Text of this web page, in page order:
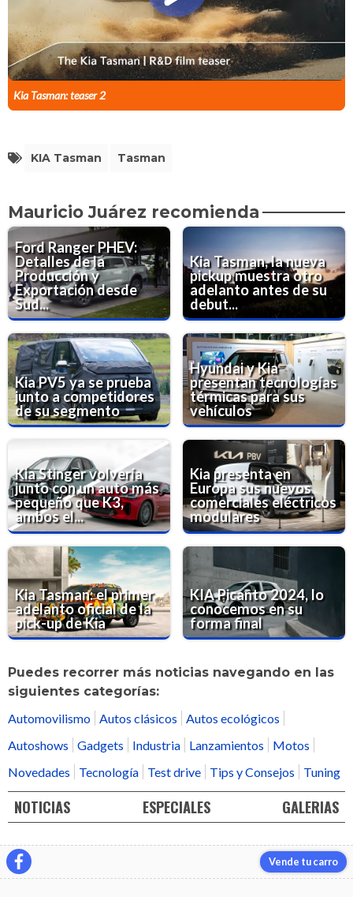
Kia Tasman: teaser 2
KIA Tasman Tasman
Mauricio Juárez recomienda
Ford Ranger PHEV:
Detalles de la
Producción y
Exportación desde
Sud...
Kia Tasman, la nueva
pickup muestra otro
adelanto antes de su
debut...
Kia PV5 ya se prueba
junto a competidores
de su segmento
Hyundai y Kia
presentan tecnologías
térmicas para sus
vehículos
Kia Stinger volvería
junto con un auto más
pequeño que K3,
ambos el...
Kia presenta en
Europa sus nuevos
comerciales eléctricos
modulares
Kia Tasman: el primer
adelanto oficial de la
pick-up de Kia
KIA Picanto 2024, lo
conocemos en su
forma final
Puedes recorrer más noticias navegando en las
siguientes categorías:
Automovilismo
Autos clásicos
Autos ecológicos
Autoshows
Gadgets Industria Lanzamientos
Motos
Novedades
Tecnología Test drive Tips y Consejos Tuning
NOTICIAS ESPECIALES GALERIAS
Vende tu carro